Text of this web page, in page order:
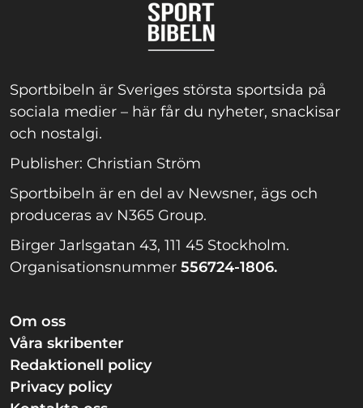
Sportbibeln är Sveriges största sportsida på
sociala medier – här får du nyheter, snackisar
och nostalgi.
Publisher: Christian Ström
Sportbibeln är en del av Newsner, ägs och
produceras av N365 Group.
Birger Jarlsgatan 43, 111 45 Stockholm.
Organisationsnummer 556724-1806.
Om oss
Våra skribenter
Redaktionell policy
Privacy policy